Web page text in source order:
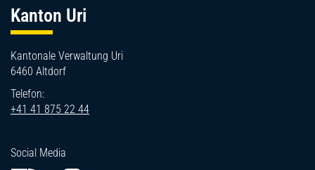
Kanton Uri
Kantonale Verwaltung Uri
6460 Altdorf
Telefon:
+41 41 875 22 44
Social Media